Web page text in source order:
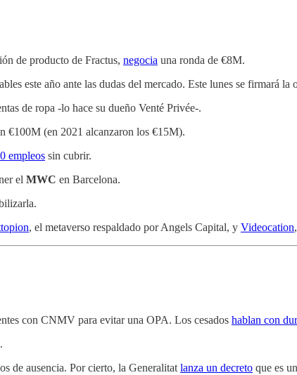
de producto de Fractus, negocia una ronda de €8M.
este año ante las dudas del mercado. Este lunes se firmará
de ropa -lo hace su dueño Venté Privée-.
€100M (en 2021 alcanzaron los €15M).
empleos sin cubrir.
el MWC en Barcelona.
, el metaverso respaldado por Angels Capital, y Videocation
con CNMV para evitar una OPA. Los cesados hablan con
de ausencia. Por cierto, la Generalitat lanza un decreto que es